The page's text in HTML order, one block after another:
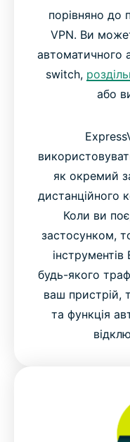
порівняно до
VPN. Ви
автоматичного
switch,
або
як окремий
дистанційного
Коли ви
застосунком,
будь-якого
ваш пристрій,
та функція